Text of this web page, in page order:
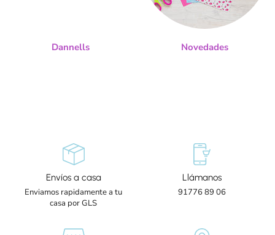
Dannells Novedades
Envíos a casa
Enviamos rapidamente a tu
casa por GLS
Llámanos
91776 89 06